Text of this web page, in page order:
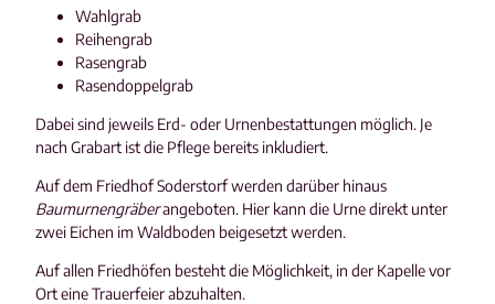
Wahlgrab
Reihengrab
Rasengrab
Rasendoppelgrab
Dabei sind jeweils Erd- oder Urnenbestattungen möglich. Je
nach Grabart ist die Pflege bereits inkludiert.
Auf dem Friedhof Soderstorf werden darüber hinaus
Baumurnengräberangeboten. Hier kann die Urne direkt unter
zwei Eichen im Waldboden beigesetzt werden.
Auf allen Friedhöfen besteht die Möglichkeit, in der Kapelle vor
Ort eine Trauerfeier abzuhalten.